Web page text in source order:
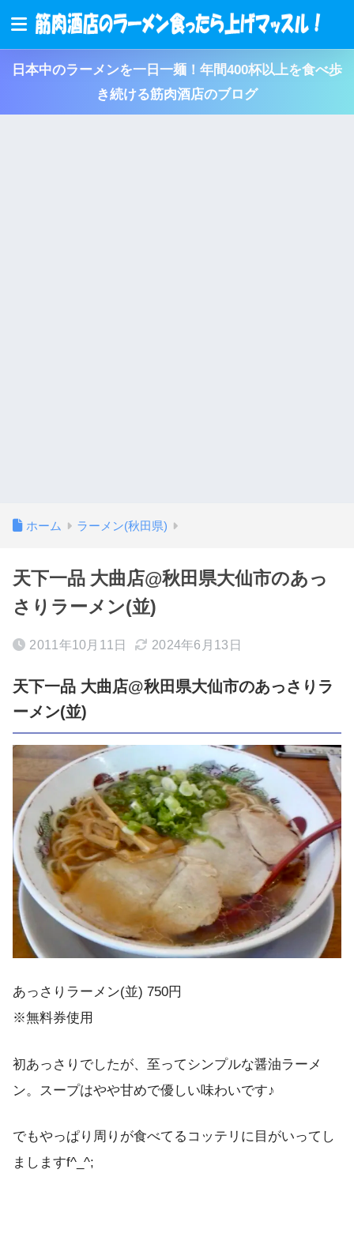
日本中のラーメンを一日一麺！年間400杯以上を食べ歩
き続ける筋肉酒店のブログ
ホーム ラーメン(秋田県)
天下一品 大曲店@秋田県大仙市のあっ
さりラーメン(並)
2011年10月11日 2024年6月13日
天下一品 大曲店@秋田県大仙市のあっさりラ
ーメン(並)
あっさりラーメン(並) 750円
※無料券使用
初あっさりでしたが、至ってシンプルな醤油ラーメ
ン。スープはやや甘めで優しい味わいです♪
でもやっぱり周りが食べてるコッテリに目がいってし
ましますf^_^;